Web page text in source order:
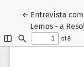
← Voltar aos
Entrevista
Lemos - a